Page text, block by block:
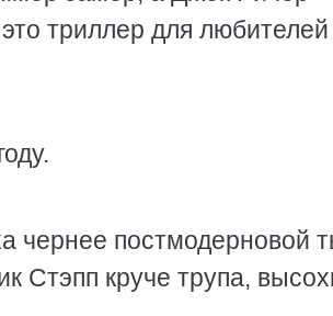
триллер для любителей
чернее постмодерновой
Стэпп круче трупа,